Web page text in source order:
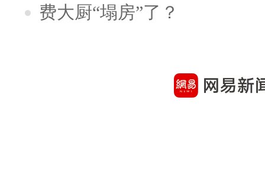
费大厨“塌房”了？